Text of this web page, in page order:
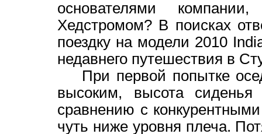
основателями
Хедстромом? В поисках
поездку на модели 2010
недавнего путешествия
При первой попытке
высоким, высота
сравнению с
чуть ниже уровня плеча.